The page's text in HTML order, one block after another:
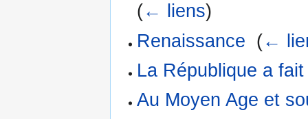
(← liens)
Renaissance (←
La République a
Au Moyen Age et